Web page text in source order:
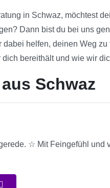
in Schwaz, möchtest
Dann bist du bei uns
helfen, deinen Weg
bereithält und wie wir
Schwaz
☆ Mit Feingefühl